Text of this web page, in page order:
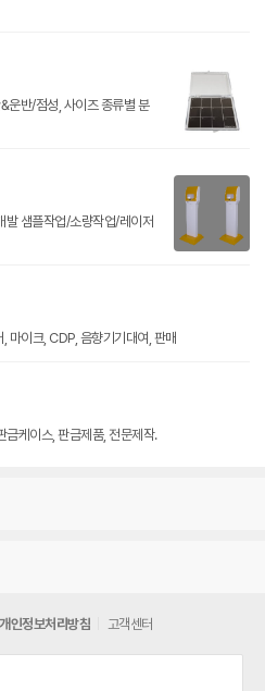
반/점성, 사이즈 종류별 분
발 샘플작업/소량작업/레이저
마이크, CDP, 음향기기대여, 판매
금케이스, 판금제품, 전문제작.
개인정보처리방침 고객센터